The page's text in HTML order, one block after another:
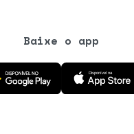
Baixe o app
o aplicativo na Google Play
Baixe o